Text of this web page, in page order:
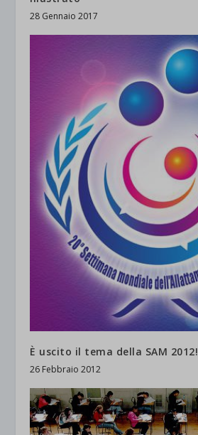
28 Gennaio 2017
È uscito il tema della SAM 2012!
26 Febbraio 2012